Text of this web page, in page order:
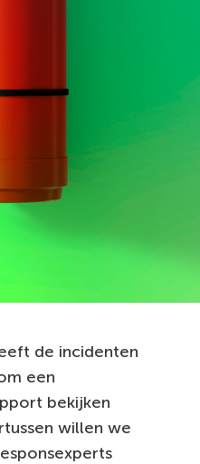
de incidenten
een
bekijken
willen we